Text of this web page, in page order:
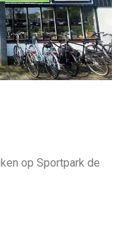
op Sportpark de